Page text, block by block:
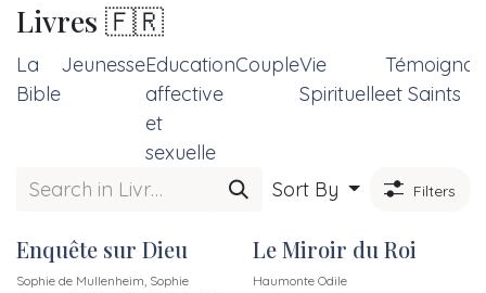
Livres 🇫🇷
La
Bible
JeunesseEducation
affective
et
sexuelle
CoupleVie
Spirituelleet Saints
Sort By Filters
Enquête sur Dieu
Sophie de Mullenheim, Sophie
Le Miroir du Roi
Haumonte Odile